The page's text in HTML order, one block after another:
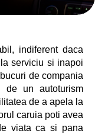
indiferent daca
serviciu si inapoi
de compania
de un autoturism
de a apela la
caruia poti avea
viata ca si pana